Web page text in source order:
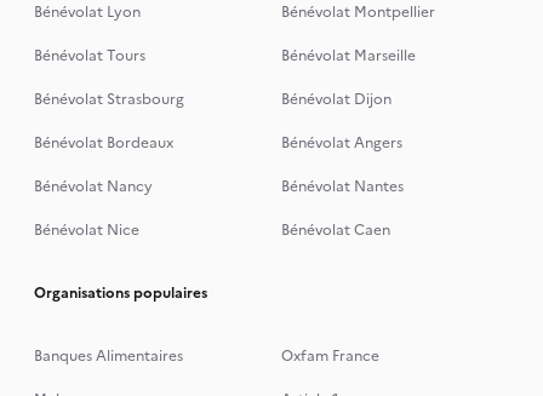
Bénévolat Lyon
Bénévolat Montpellier
Bénévolat Tours
Bénévolat Marseille
Bénévolat Strasbourg
Bénévolat Dijon
Bénévolat Bordeaux
Bénévolat Angers
Bénévolat Nancy
Bénévolat Nantes
Bénévolat Nice
Bénévolat Caen
Organisations populaires
Banques Alimentaires
Oxfam France